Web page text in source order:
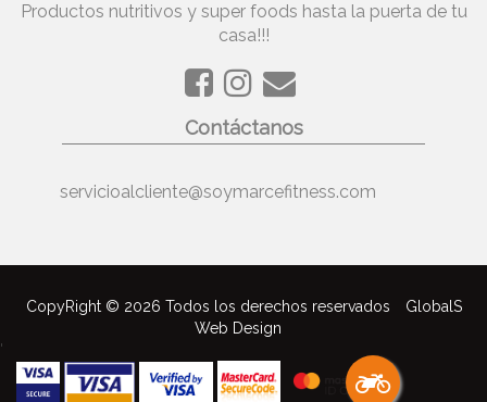
Productos nutritivos y super foods hasta la puerta de tu
casa!!!
Contáctanos
servicioalcliente@soymarcefitness.com
CopyRight © 2026 Todos los derechos reservados
GlobalS
Web Design
'